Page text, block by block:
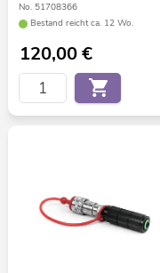
No. 51708366
Bestand reicht ca. 12 Wo.
120,00€